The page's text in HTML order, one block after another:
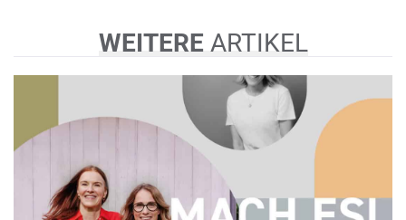
WEITEREARTIKEL